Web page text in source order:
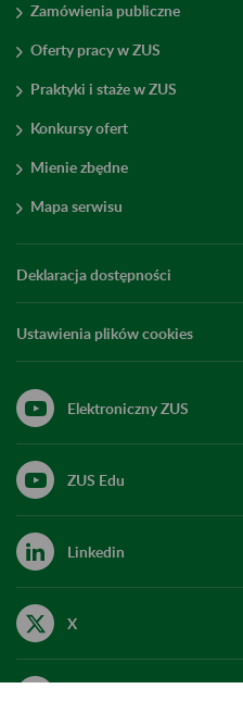
Zamówienia publiczne
Oferty pracy w ZUS
Praktyki i staże w ZUS
Konkursy ofert
Mienie zbędne
Mapa serwisu
Deklaracja dostępności
Ustawienia plików cookies
Elektroniczny ZUS
ZUS Edu
Linkedin
X